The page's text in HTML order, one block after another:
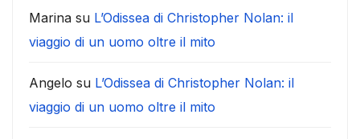
Marina su L’Odissea di Christopher Nolan: il
viaggio di un uomo oltre il mito
Angelo su L’Odissea di Christopher Nolan: il
viaggio di un uomo oltre il mito